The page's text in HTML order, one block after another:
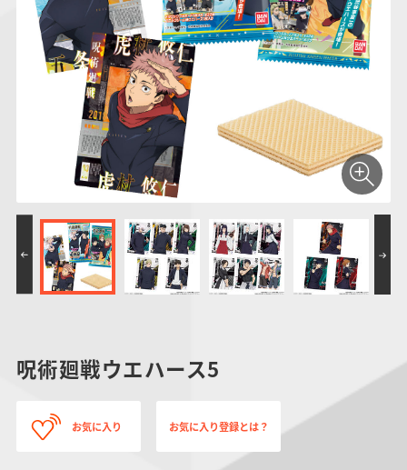
仮面ライダーシリー
ズ
スーパー戦隊シリー
ズ
ガンダムシリーズ アンパンマン
ーズ
キャラパキ
にふぉるめーしょん
＆スクエアシール
ポケモンスケールワ
ールド
わ
呪術廻戦ウエハース5
お気に入り お気に入り登録とは？